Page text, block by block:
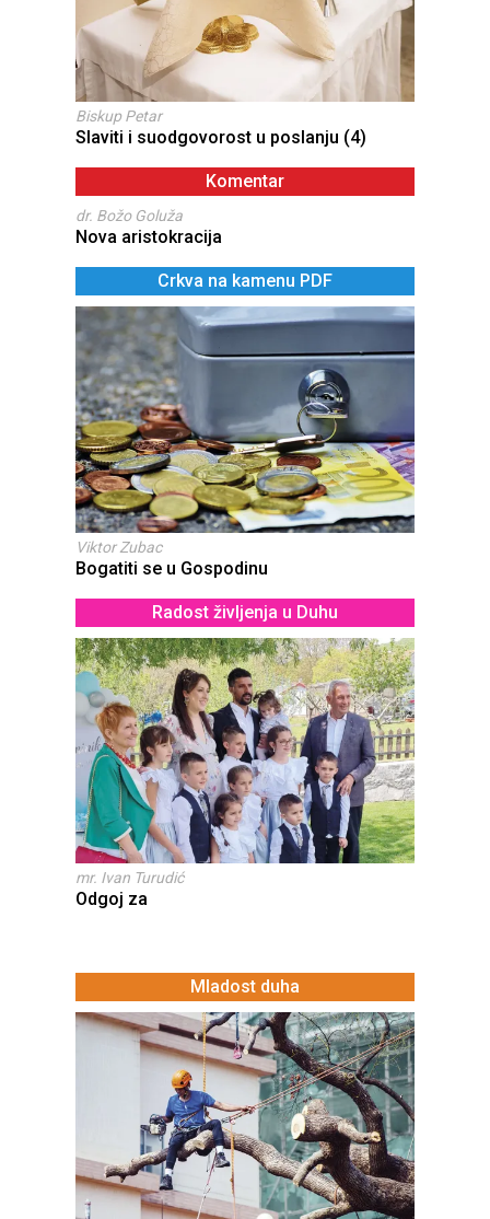
Biskup Petar
Slaviti i suodgovorost u poslanju (4)
Komentar
dr. Božo Goluža
Nova aristokracija
Crkva na kamenu PDF
Viktor Zubac
Bogatiti se u Gospodinu
Radost življenja u Duhu
mr. Ivan Turudić
Odgoj za
Mladost duha